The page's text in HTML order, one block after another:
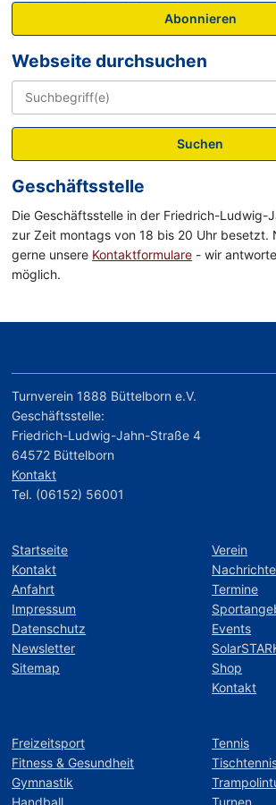
Abonnieren
Webseite durchsuchen
Suchen
Geschäftsstelle
Die Geschäftsstelle in der Friedrich-Ludwig-
zur Zeit montags von 18 bis 20 Uhr besetzt.
gerne unsere Kontaktformulare - wir
möglich.
Turnverein 1888 Büttelborn e.V.
Geschäftsstelle:
Friedrich-Ludwig-Jahn-Straße 4
64572 Büttelborn
Kontakt
Tel. (06152) 56001
Startseite
Kontakt
Anfahrt
Impressum
Datenschutz
Newsletter
Sitemap
Verein
Termine
Events
Shop
Kontakt
Freizeitsport
Fitness & Gesundheit
Gymnastik
Tennis